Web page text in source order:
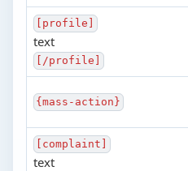
[profile]
text
[/profile]
{mass-action}
[complaint]
text